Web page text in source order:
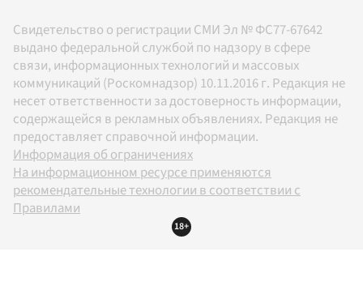
Свидетельство о регистрации СМИ Эл № ФС77-67642
выдано федеральной службой по надзору в сфере
связи, информационных технологий и массовых
коммуникаций (Роскомнадзор) 10.11.2016 г. Редакция не
несет ответственности за достоверность информации,
содержащейся в рекламных объявлениях. Редакция не
предоставляет справочной информации.
Информация об ограничениях
На информационном ресурсе применяются
рекомендательные технологии в соответствии с
Правилами
18+